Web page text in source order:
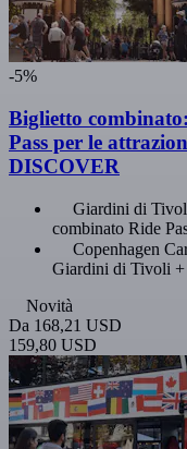
-5%
Biglietto
Pass per le
DISCOVER
Giardini di
combinato Ride
Copenhagen
Giardini di Tivoli +
Novità
Da 168,21 USD
159,80 USD